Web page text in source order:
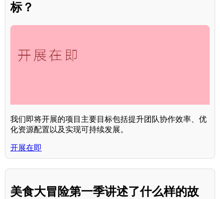
标？
我们即将开展的项目主要目标包括提升团队协作效率、优
化资源配置以及实现可持续发展。
开展在即
美食大冒险第一季讲述了什么样的故